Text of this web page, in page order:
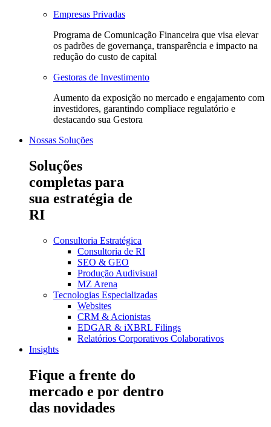
Empresas Privadas
Programa de Comunicação Financeira que visa elevar
os padrões de governança, transparência e impacto na
redução do custo de capital
Gestoras de Investimento
Aumento da exposição no mercado e engajamento com
investidores, garantindo compliace regulatório e
destacando sua Gestora
Nossas Soluções
Soluções
completas para
sua estratégia de
RI
Consultoria Estratégica
Consultoria de RI
SEO & GEO
Produção Audivisual
MZ Arena
Tecnologias Especializadas
Websites
CRM & Acionistas
EDGAR & iXBRL Filings
Relatórios Corporativos Colaborativos
Insights
Fique a frente do
mercado e por dentro
das novidades